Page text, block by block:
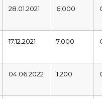
28.01.2021 6,000
17.12.2021 7,000
04.06.2022 1,200